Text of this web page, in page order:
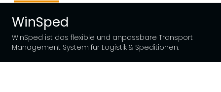
WinSped
WinSped ist das flexible und anpassbare Transport
Management System für Logistik & Speditionen.